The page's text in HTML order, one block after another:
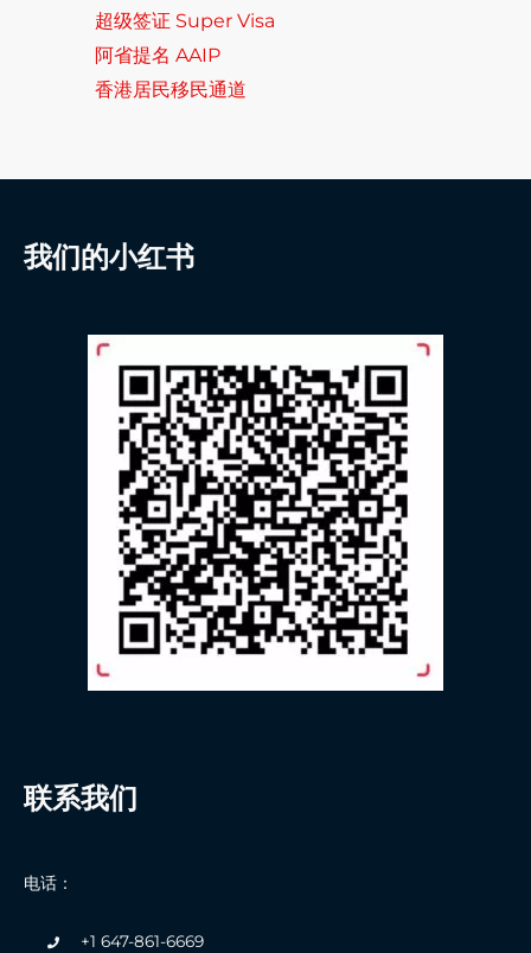
超级签证 Super Visa
阿省提名 AAIP
香港居民移民通道
我们的小红书
联系我们
电话：
+1 647-861-6669